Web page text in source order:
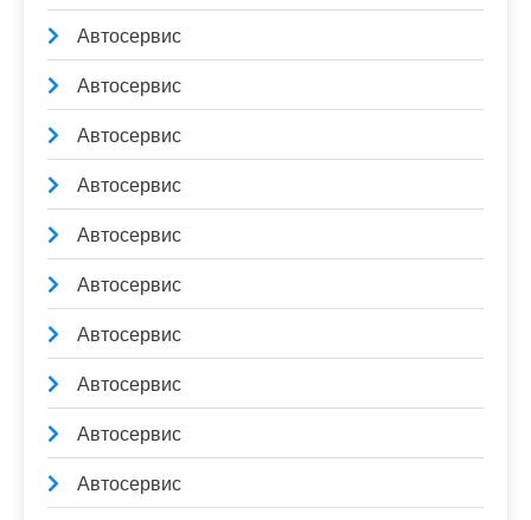
Автосервис
Автосервис
Автосервис
Автосервис
Автосервис
Автосервис
Автосервис
Автосервис
Автосервис
Автосервис